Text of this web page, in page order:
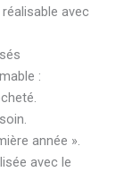
avec
:
année ».
avec le